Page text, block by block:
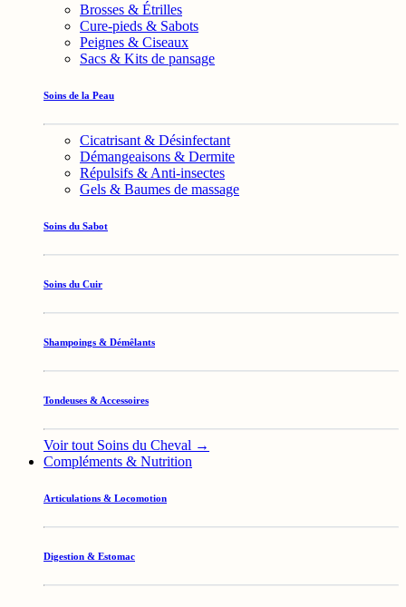
Brosses & Étrilles
Cure-pieds & Sabots
Peignes & Ciseaux
Sacs & Kits de pansage
Soins de la Peau
Cicatrisant & Désinfectant
Démangeaisons & Dermite
Répulsifs & Anti-insectes
Gels & Baumes de massage
Soins du Sabot
Soins du Cuir
Shampoings & Démêlants
Tondeuses & Accessoires
Voir tout Soins du Cheval →
Compléments & Nutrition
Articulations & Locomotion
Digestion & Estomac